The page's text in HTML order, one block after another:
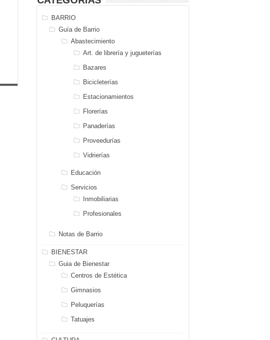
BARRIO
Guía de Barrio
Abastecimiento
Art. de librería y jugueterías
Bazares
Bicicleterías
Estacionamientos
Florerías
Panaderías
Proveedurías
Vidrierías
Educación
Servicios
Inmobiliarias
Profesionales
Notas de Barrio
BIENESTAR
Guia de Bienestar
Centros de Estética
Gimnasios
Peluquerías
Tatuajes